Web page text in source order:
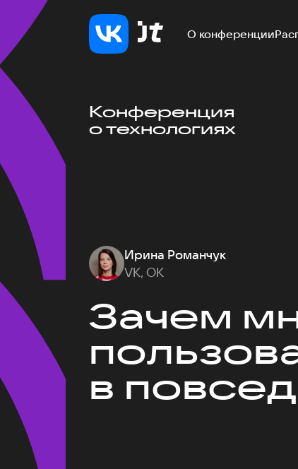
О конференции
Конференция
о технологиях
Ирина Романчук
VK, ОК
Зачем
в